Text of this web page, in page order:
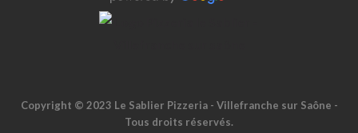
Copyright © 2023 Le Sablier Pizzeria - Villefranche sur Saône -
Tous droits réservés.